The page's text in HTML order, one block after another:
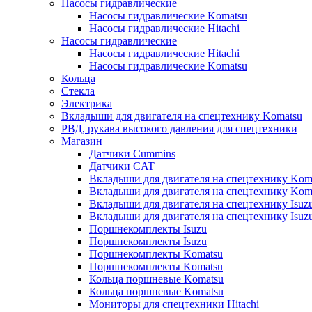
Насосы гидравлические
Насосы гидравлические Komatsu
Насосы гидравлические Hitachi
Насосы гидравлические
Насосы гидравлические Hitachi
Насосы гидравлические Komatsu
Кольца
Стекла
Электрика
Вкладыши для двигателя на спецтехнику Komatsu
РВД, рукава высокого давления для спецтехники
Магазин
Датчики Cummins
Датчики CAT
Вкладыши для двигателя на спецтехнику
Вкладыши для двигателя на спецтехнику
Вкладыши для двигателя на спецтехнику
Вкладыши для двигателя на спецтехнику
Поршнекомплекты Isuzu
Поршнекомплекты Isuzu
Поршнекомплекты Komatsu
Поршнекомплекты Komatsu
Кольца поршневые Komatsu
Кольца поршневые Komatsu
Мониторы для спецтехники Hitachi